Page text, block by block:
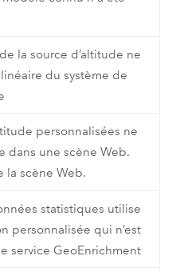
la source d’altitude ne
du système de
personnalisées ne
dans une scène Web.
la scène Web.
statistiques utilise
personnalisée qui n’est
service GeoEnrichment